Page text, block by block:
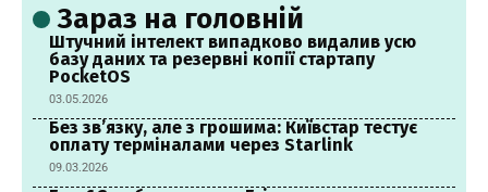
Зараз на головній
Штучний інтелект випадково видалив усю
базу даних та резервні копії стартапу
PocketOS
03.05.2026
Без зв’язку, але з грошима: Київстар тестує
оплату терміналами через Starlink
09.03.2026